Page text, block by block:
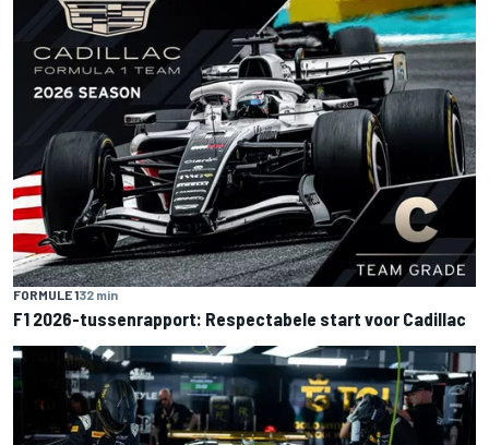
FORMULE 132 min
F1 2026-tussenrapport: Respectabele start voor Cadillac